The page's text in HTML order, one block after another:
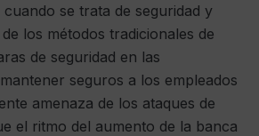
se trata de seguridad y
los métodos tradicionales de
de seguridad en las
seguros a los empleados
amenaza de los ataques de
el ritmo del aumento de la banca